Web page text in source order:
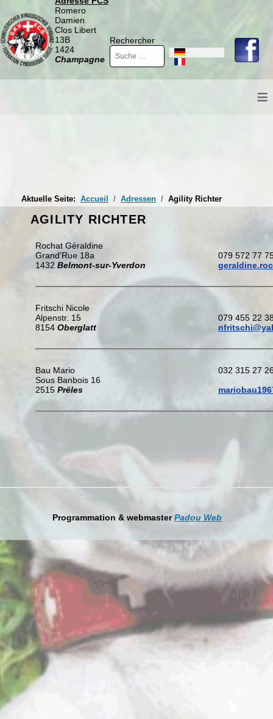
Romero
Damien
Clos Libert
13B
1424
Champagne
Rechercher
Sprache auswählen
≡
Aktuelle Seite: Accueil Adressen Agility Richter
AGILITY RICHTER
Rochat Géraldine
Grand'Rue 18a
1432 Belmont-sur-Yverdon
079 572 77
Fritschi Nicole
Alpenstr. 15
8154 Oberglatt
079 455 22
Bau Mario
Sous Banbois 16
2515 Prêles
032 315 27
Programmation & webmasterPadou Web